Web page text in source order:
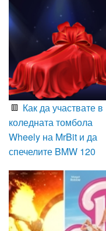
Как да участвате в
коледната томбола
Wheely на MrBit и да
спечелите BMW 120